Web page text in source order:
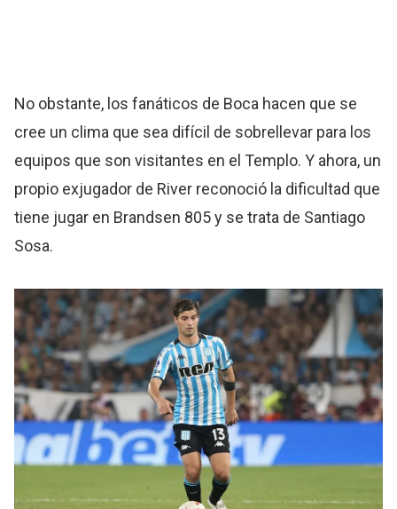
No obstante, los fanáticos de Boca hacen que se
cree un clima que sea difícil de sobrellevar para los
equipos que son visitantes en el Templo. Y ahora, un
propio exjugador de River reconoció la dificultad que
tiene jugar en Brandsen 805 y se trata de Santiago
Sosa.